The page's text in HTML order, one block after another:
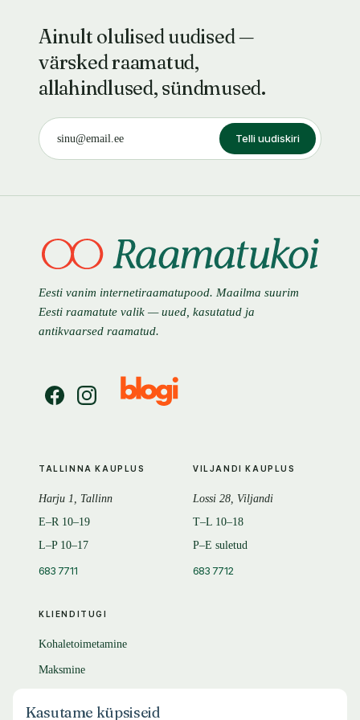
Ainult olulised uudised —
värsked raamatud,
allahindlused, sündmused.
Telli uudiskiri
Eesti vanim internetiraamatupood. Maailma suurim
Eesti raamatute valik — uued, kasutatud ja
antikvaarsed raamatud.
KLIENDITUGI
Kohaletoimetamine
Maksmine
TALLINNA KAUPLUS
Harju 1, Tallinn
E–R 10–19
L–P 10–17
683 7711
VILJANDI KAUPLUS
Lossi 28, Viljandi
T–L 10–18
P–E suletud
683 7712
Kasutame küpsiseid